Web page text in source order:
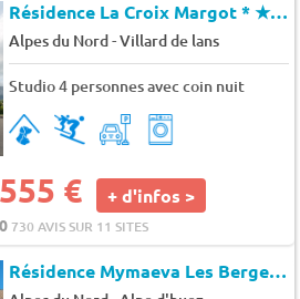
Résidence La Croix Margot *★★★
Alpes du Nord-Villard de lans
Studio 4 personnes avec coin nuit
555 € + d'infos >
730 AVIS SUR 11 SITES
Résidence Mymaeva Les Bergers